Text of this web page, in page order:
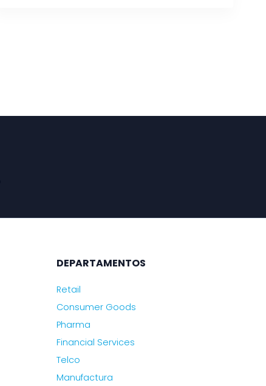
DEPARTAMENTOS
Retail
Consumer Goods
Pharma
Financial Services
Telco
Manufactura